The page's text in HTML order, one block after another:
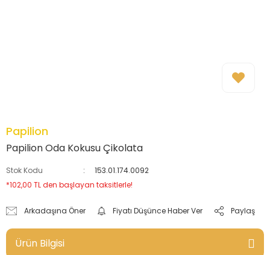
Papilion
Papilion Oda Kokusu Çikolata
Stok Kodu
153.01.174.0092
*102,00 TL den başlayan taksitlerle!
Arkadaşına Öner Fiyatı Düşünce Haber Ver Paylaş
Ürün Bilgisi